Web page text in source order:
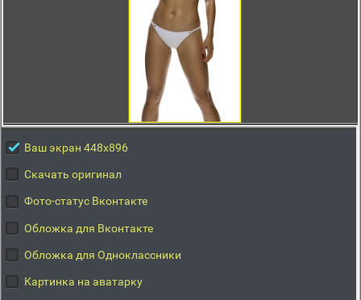
Ваш экран 448x896
Скачать оригинал
Фото-статус Вконтакте
Обложка для Вконтакте
Обложка для Одноклассники
Картинка на аватарку